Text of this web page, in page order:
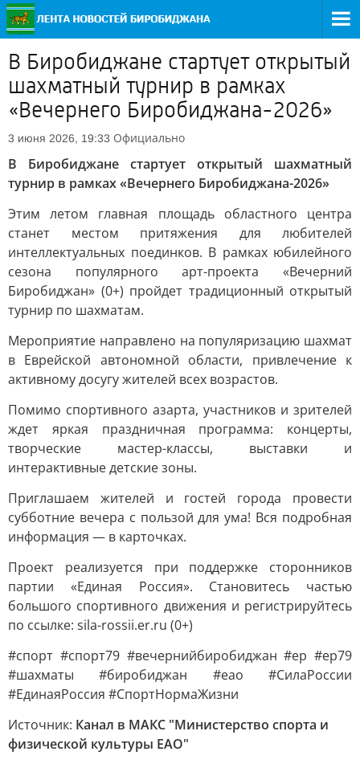
В Биробиджане стартует открытый
шахматный турнир в рамках
«Вечернего Биробиджана-2026»
3 июня 2026, 19:33 Официально
В Биробиджане стартует открытый шахматный
турнир в рамках «Вечернего Биробиджана-2026»
Этим летом главная площадь областного центра
станет местом притяжения для любителей
интеллектуальных поединков. В рамках юбилейного
сезона популярного арт-проекта «Вечерний
Биробиджан» (0+) пройдет традиционный открытый
турнир по шахматам.
Мероприятие направлено на популяризацию шахмат
в Еврейской автономной области, привлечение к
активному досугу жителей всех возрастов.
Помимо спортивного азарта, участников и зрителей
ждет яркая праздничная программа: концерты,
творческие мастер-классы, выставки и
интерактивные детские зоны.
Приглашаем жителей и гостей города провести
субботние вечера с пользой для ума! Вся подробная
информация — в карточках.
Проект реализуется при поддержке сторонников
партии «Единая Россия». Становитесь частью
большого спортивного движения и регистрируйтесь
по ссылке: sila-rossii.er.ru (0+)
#спорт #спорт79 #вечернийбиробиджан #ер #ер79
#шахматы #биробиджан #еао #СилаРоссии
#ЕдинаяРоссия #СпортНормаЖизни
Источник: Канал в МАКС "Министерство спорта и
физической культуры ЕАО"